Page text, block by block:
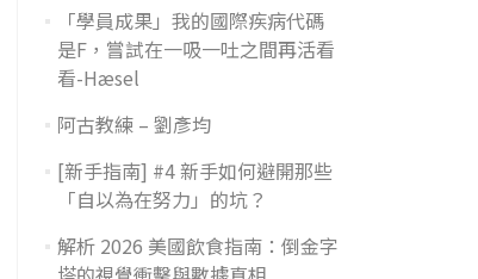
「學員成果」我的國際疾病代碼
是F，嘗試在一吸一吐之間再活看
看-Hæsel
阿古教練 – 劉彥均
[新手指南] #4 新手如何避開那些
「自以為在努力」的坑？
解析 2026 美國飲食指南：倒金字